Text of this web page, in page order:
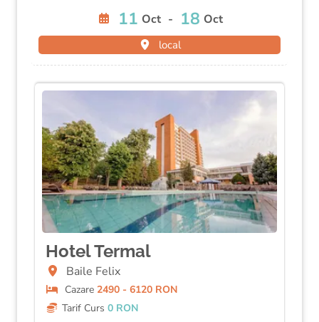
11 Oct - 18 Oct
local
Hotel Termal
Baile Felix
Cazare 2490 - 6120 RON
Tarif Curs 0 RON